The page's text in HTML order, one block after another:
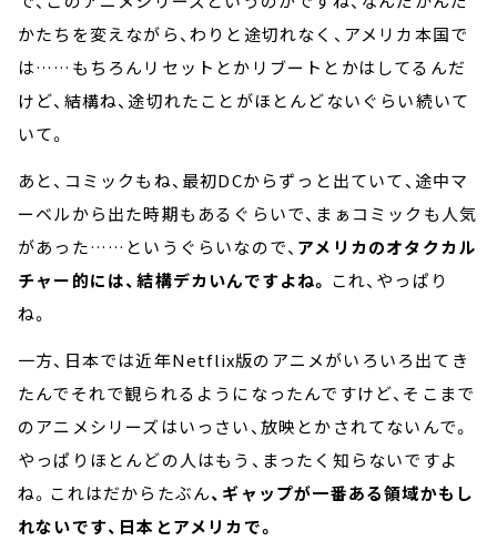
かたちを変えながら、わりと途切れなく、アメリカ本国で
は……もちろんリセットとかリブートとかはしてるんだ
けど、結構ね、途切れたことがほとんどないぐらい続いて
いて。
あと、コミックもね、最初DCからずっと出ていて、途中マ
ーベルから出た時期もあるぐらいで、まぁコミックも人気
があった……というぐらいなので、 アメリカのオタクカル
チャー的には、結構デカいんですよね。 これ、やっぱり
ね。
一方、日本では近年Netflix版のアニメがいろいろ出てき
たんでそれで観られるようになったんですけど、そこまで
のアニメシリーズはいっさい、放映とかされてないんで。
やっぱりほとんどの人はもう、まったく知らないですよ
ね。これはだからたぶん、ギャップが一番ある領域かもし
れないです、日本とアメリカで。